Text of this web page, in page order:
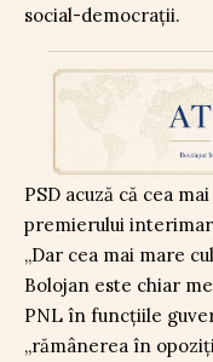
social-democrații.
PSD acuză că cea
premierului
„Dar cea mai mare
Bolojan este chiar
PNL în funcțiile
„rămânerea în